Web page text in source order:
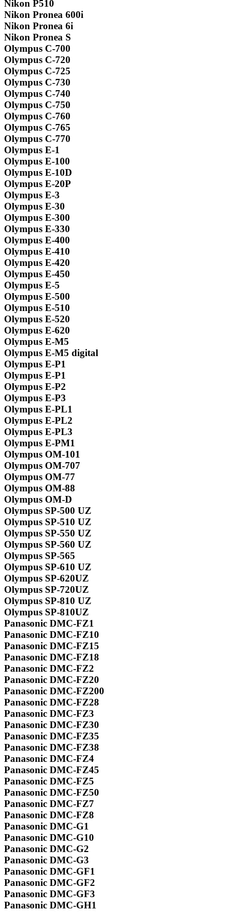
Nikon P510
Nikon Pronea 600i
Nikon Pronea 6i
Nikon Pronea S
Olympus C-700
Olympus C-720
Olympus C-725
Olympus C-730
Olympus C-740
Olympus C-750
Olympus C-760
Olympus C-765
Olympus C-770
Olympus E-1
Olympus E-100
Olympus E-10D
Olympus E-20P
Olympus E-3
Olympus E-30
Olympus E-300
Olympus E-330
Olympus E-400
Olympus E-410
Olympus E-420
Olympus E-450
Olympus E-5
Olympus E-500
Olympus E-510
Olympus E-520
Olympus E-620
Olympus E-M5
Olympus E-M5 digital
Olympus E-P1
Olympus E-P1
Olympus E-P2
Olympus E-P3
Olympus E-PL1
Olympus E-PL2
Olympus E-PL3
Olympus E-PM1
Olympus OM-101
Olympus OM-707
Olympus OM-77
Olympus OM-88
Olympus OM-D
Olympus SP-500 UZ
Olympus SP-510 UZ
Olympus SP-550 UZ
Olympus SP-560 UZ
Olympus SP-565
Olympus SP-610 UZ
Olympus SP-620UZ
Olympus SP-720UZ
Olympus SP-810 UZ
Olympus SP-810UZ
Panasonic DMC-FZ1
Panasonic DMC-FZ10
Panasonic DMC-FZ15
Panasonic DMC-FZ18
Panasonic DMC-FZ2
Panasonic DMC-FZ20
Panasonic DMC-FZ200
Panasonic DMC-FZ28
Panasonic DMC-FZ3
Panasonic DMC-FZ30
Panasonic DMC-FZ35
Panasonic DMC-FZ38
Panasonic DMC-FZ4
Panasonic DMC-FZ45
Panasonic DMC-FZ5
Panasonic DMC-FZ50
Panasonic DMC-FZ7
Panasonic DMC-FZ8
Panasonic DMC-G1
Panasonic DMC-G10
Panasonic DMC-G2
Panasonic DMC-G3
Panasonic DMC-GF1
Panasonic DMC-GF2
Panasonic DMC-GF3
Panasonic DMC-GH1